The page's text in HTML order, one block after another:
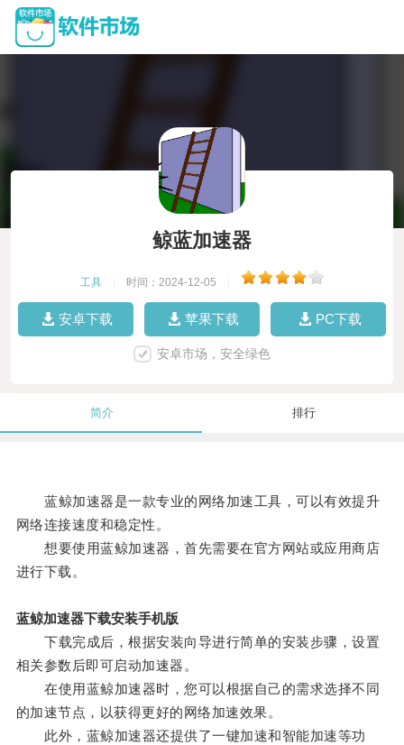
鲸蓝加速器
工具 时间：2024-12-05
安卓下载 苹果下载 PC下载
安卓市场，安全绿色
简介 排行
蓝鲸加速器是一款专业的网络加速工具，可以有效提升
网络连接速度和稳定性。
想要使用蓝鲸加速器，首先需要在官方网站或应用商店
进行下载。
蓝鲸加速器下载安装手机版
下载完成后，根据安装向导进行简单的安装步骤，设置
相关参数后即可启动加速器。
在使用蓝鲸加速器时，您可以根据自己的需求选择不同
的加速节点，以获得更好的网络加速效果。
此外，蓝鲸加速器还提供了一键加速和智能加速等功